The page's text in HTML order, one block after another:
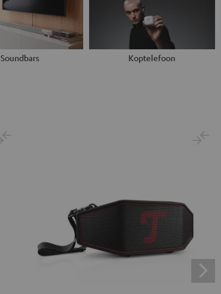
Soundbars Koptelefoon